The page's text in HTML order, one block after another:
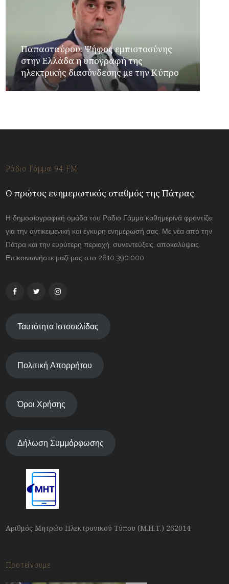
Παπασταύρου: Ψήφος εμπιστοσύνης
στην Ελλάδα η υπογραφή της
ηλεκτρικής διασύνδεσης με την Κύπρο
Ράδιο Γάμμα 94 FM
Ο πρώτος ενημερωτικός σταθμός της Πάτρας
Η δημοσιογραφική ομάδα του Ραδιο Γάμμα καθημερινά φροντίζει
για την αντικειμενική και έγκυρη ενημέρωσή σας. Με νέα από την
Πάτρα και την ευρύτερη περιοχή, συνεντεύξεις, αποκαλύψεις.
Επικοινωνήστε μαζί μας στο 2610.390.000
Ταυτότητα Ιστοσελίδας
Πολιτική Απορρήτου
Όροι Χρήσης
Δήλωση Συμμόρφωσης
Αριθμός Μητρώο Ηλεκτρονικού Τύπου (Μ.Η.Τ.) 262014
Προτείνουμε